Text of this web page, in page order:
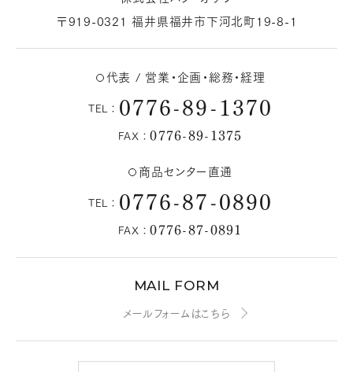
〒919-0321 福井県福井市下河北町19-8-1
代表 / 営業・企画・総務・経理
TEL： 0776-89-1370
FAX：0776-89-1375
商品センター直通
TEL： 0776-87-0890
FAX：0776-87-0891
MAIL FORM
メールフォームはこちら